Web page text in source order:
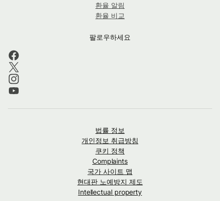
환율 알림
환율 비교
팔로우하세요
법률 정보
개인정보 취급방침
쿠키 정책
Complaints
국가 사이트 맵
현대판 노예방지 제도
Intellectual property